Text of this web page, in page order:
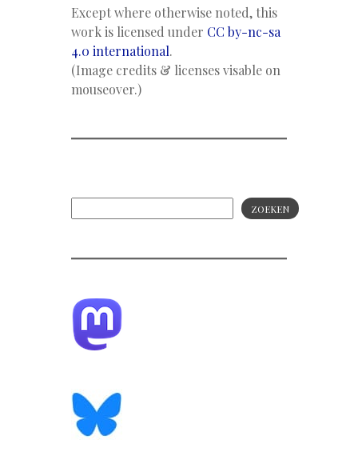
Except where otherwise noted, this
work is licensed under CC by-nc-sa
4.0 international.
(Image credits & licenses visable on
mouseover.)
ZOEKEN